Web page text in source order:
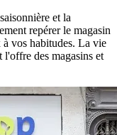
et la
repérer le magasin
vos habitudes. La vie
l'offre des magasins et